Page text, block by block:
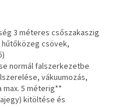
3 méteres csőszakaszig
csövek,
normál falszerkezetbe
vákuumozás,
5 méterig**
kitöltése és